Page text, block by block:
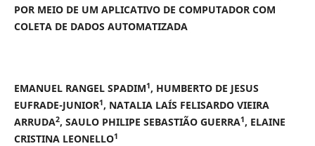
POR MEIO DE UM APLICATIVO DE COMPUTADOR COM
COLETA DE DADOS AUTOMATIZADA
EMANUEL RANGEL SPADIM1, HUMBERTO DE JESUS
EUFRADE-JUNIOR1, NATALIA LAÍS FELISARDO VIEIRA
ARRUDA2, SAULO PHILIPE SEBASTIÃO GUERRA1, ELAINE
CRISTINA LEONELLO1